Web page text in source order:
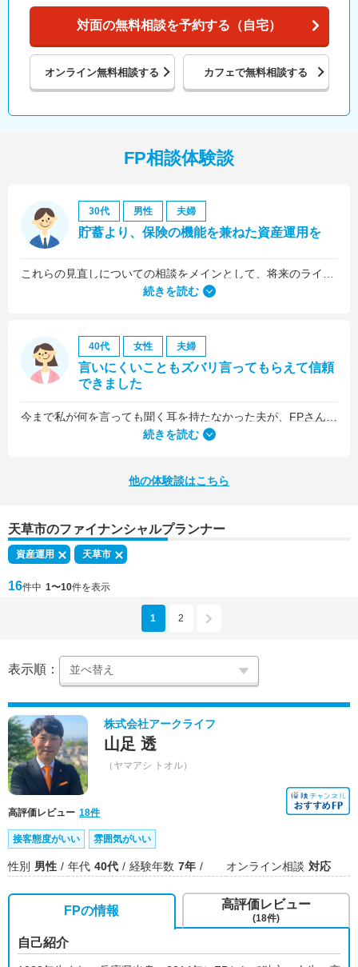
対面の無料相談を予約する（自宅）
オンライン無料相談する カフェで無料相談する
FP相談体験談
30代 男性 夫婦
貯蓄より、保険の機能を兼ねた資産運用を
続きを読む
40代 女性 夫婦
言いにくいこともズバリ言ってもらえて信頼
できました
今まで私が何を言っても聞く耳を持たなかった夫が、 FPさんの提案はプロの意見として素直に聞き入れてくれました
続きを読む
他の体験談はこちら
天草市のファイナンシャルプランナー
資産運用 天草市
16件中 1〜10件を表示
1 2
表示順：
株式会社アークライフ
山足 透
（ヤマアシ トオル）
高評価レビュー 18件
接客態度がいい 雰囲気がいい
性別 男性 年代 40代 経験年数 7年 オンライン相談 対応
FPの情報
自己紹介
高評価レビュー
(18件)